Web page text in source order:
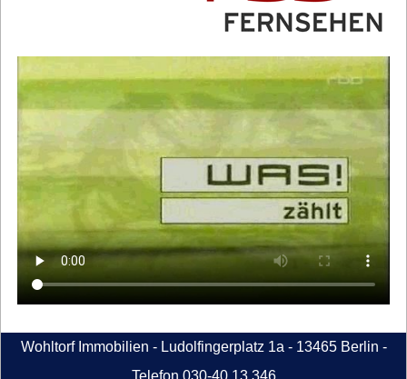
Wohltorf Immobilien - Ludolfingerplatz 1a - 13465 Berlin -